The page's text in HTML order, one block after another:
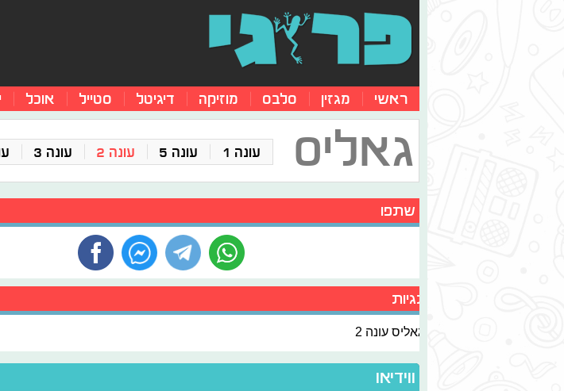
ראשי מגזין סלבס מוזיקה דיגיטל סטייל אוכל
גאליס עונה 1 עונה 5 עונה 2 עונה 3
שתפו
תגיות
גאליס עונה 2
ווידיאו